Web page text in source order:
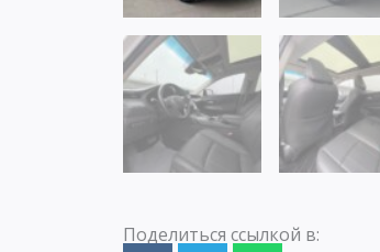
Поделиться ссылкой в: